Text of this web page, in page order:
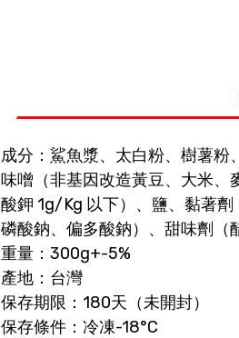
成分：鯊魚漿、太白粉、樹薯粉
味噌（非基因改造黃豆、大米、
酸鉀 1g/Kg 以下）、鹽、黏著劑
磷酸鈉、偏多酸鈉）、甜味劑（
重量：300g+-5%
產地：台灣
保存期限：180天（未開封）
保存條件：冷凍-18°C